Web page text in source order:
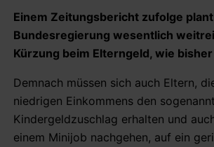
Einem Zeitungsbericht zufolge
Bundesregierung wesentlich
Kürzung beim Elterngeld, wie
Demnach müssen sich auch Eltern,
niedrigen Einkommens den
Kindergeldzuschlag erhalten und
einem Minijob nachgehen, auf ein